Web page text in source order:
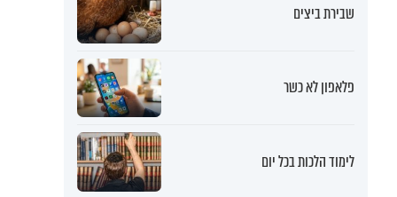
שבירת ביצים
פלאפון לא כשר
לימוד הלכות בכל יום